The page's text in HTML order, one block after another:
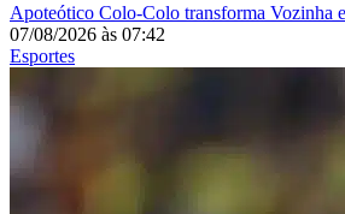
Apoteótico Colo-Colo transforma Vozinha
07/08/2026 às 07:42
Esportes